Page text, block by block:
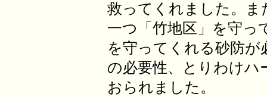
救ってくれました。ま
一つ「竹地区」を守っ
を守ってくれる砂防が
の必要性、とりわけハ
おられました。